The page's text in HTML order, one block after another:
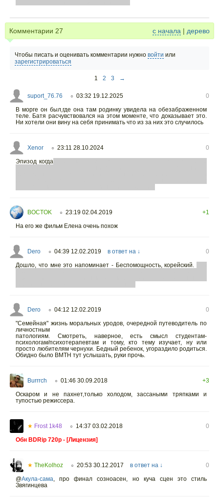
Комментарии 27 с начала | дерево
Чтобы писать и оценивать комментарии нужно войти или
зарегистрироваться
1 2 3 →
suport_76.76 ○ 03:32 19.12.2025
0
В морге он был,где она там родинку увидела на обезабраженном
теле. Батя расчувствовался на этом моменте, что доказывает это.
Ни хотели они вину на себя принимать что из за них это случилось
Xenor ○ 23:11 28.10.2024
0
Эпизод когдародители обсуждают пацана ,а он за дверью стоит и
BOCTOK ○ 23:19 02.04.2019
+1
На его же фильм Елена очень похож
Dero ○ 04:39 12.02.2019 в ответ на ↓
0
Дошло, что мне это напоминает - Беспомощность, корейский.
Dero ○ 04:12 12.02.2019
0
"Семейная" жизнь моральных уродов, очередной путеводитель по
личностным
патологиям. Смотреть, наверное, есть смысл студентам-
психологам/психотерапевтам и тому, кто тему изучает, ну или
просто любителям чернухи. Бедный ребенок, угораздило родиться.
Обидно было BMTH тут услышать, руки прочь.
Burrrch ○ 01:46 30.09.2018
+3
Оскаром и не пахнет,только холодом, зассаными тряпками и
тупостью режиссера.
★ Frost 1k48 ○ 14:37 03.02.2018
0
Обн BDRip 720р - [Лицензия]
★ TheKolhoz ○ 20:53 30.12.2017 в ответ на ↓
0
@Акула-сама, про финал созноасен, но куча сцен это стиль
Звягинцева